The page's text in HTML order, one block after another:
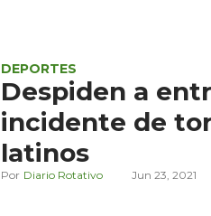
DEPORTES
Despiden a
incidente de
latinos
Diario Rotativo Jun 23, 2021